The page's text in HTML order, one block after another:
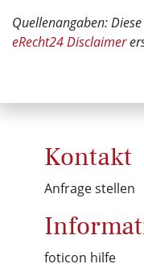
Quellenangaben:
eRecht24 Disclaimer
Kontakt
Anfrage stellen
foticon hilfe